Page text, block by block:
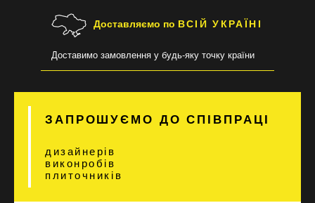
Доставляємо по ВСІЙ УКРАЇНІ
Доставимо замовлення у будь-яку точку країни
ЗАПРОШУЄМО ДО СПІВПРАЦІ
дизайнерів
виконробів
плиточників